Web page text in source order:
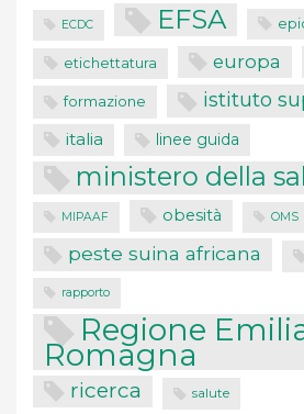
ECDC EFSA
etichettatura europa
formazione istituto
italia linee guida
ministero della
MIPAAF obesità OMS
peste suina africana
rapporto
Regione
Romagna
ricerca salute